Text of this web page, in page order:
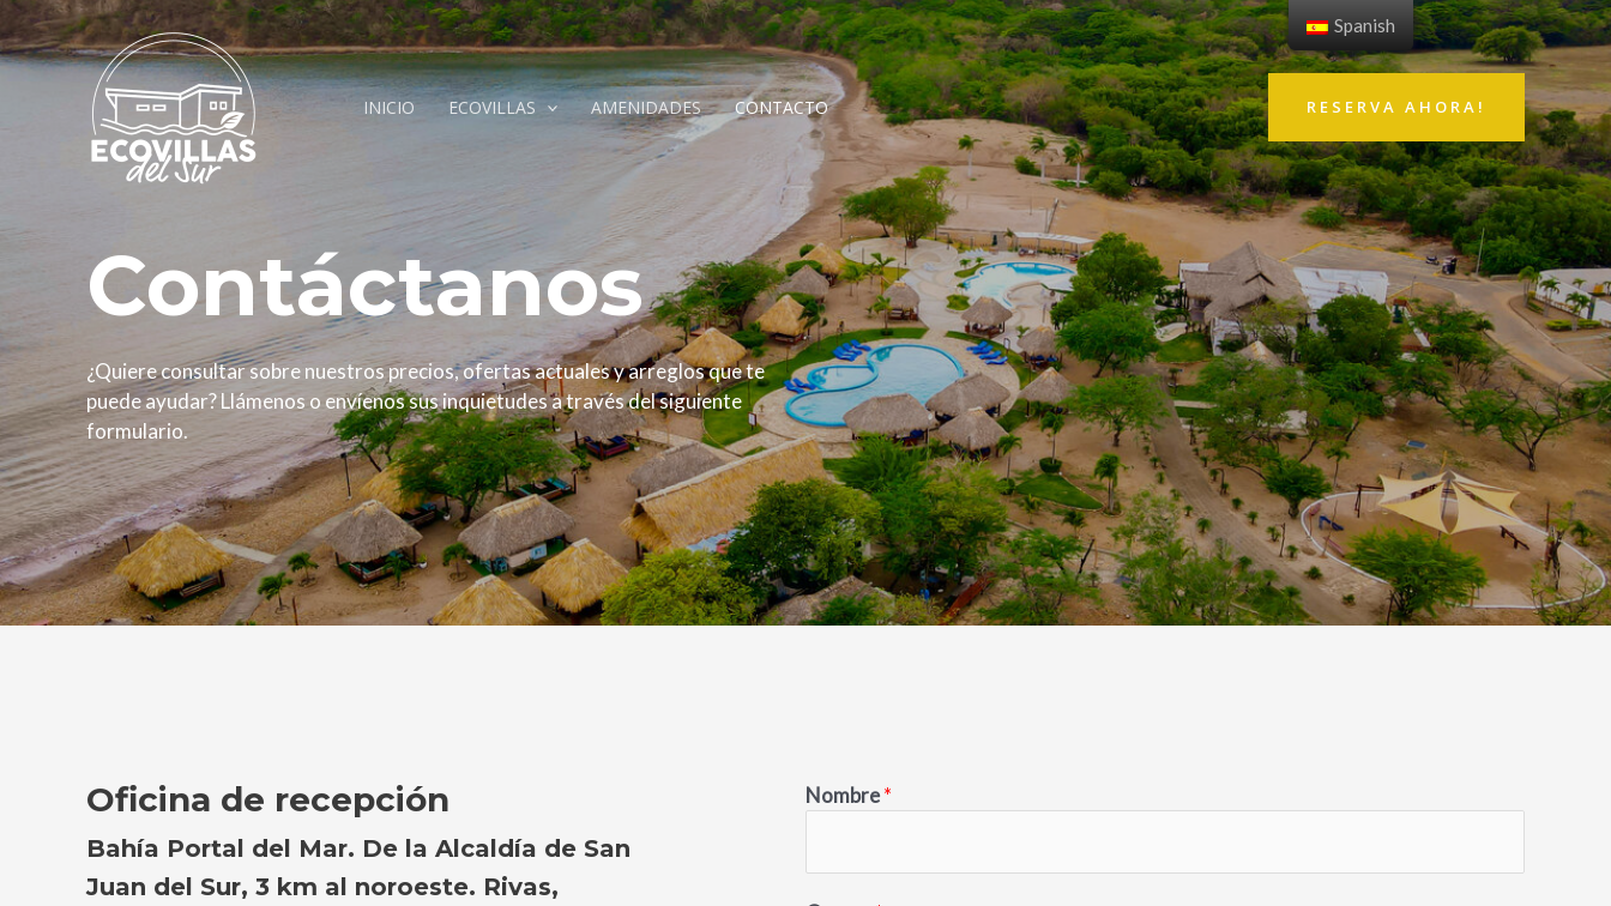
INICIO ECOVILLAS AMENIDADES CONTACTO RESERVA AHORA!
Contáctanos
¿Quiere consultar sobre nuestros precios, ofertas actuales y arreglos que te
puede ayudar? Llámenos o envíenos sus inquietudes a través del siguiente
formulario.
Oficina de recepción
Bahía Portal del Mar. De la Alcaldía de San
Juan del Sur, 3 km al noroeste. Rivas,
Nombre*
Spanish